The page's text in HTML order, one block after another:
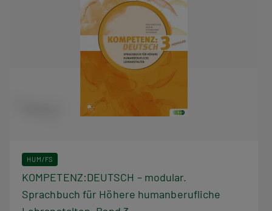
HUM/FS
KOMPETENZ:DEUTSCH – modular.
Sprachbuch für Höhere humanberufliche